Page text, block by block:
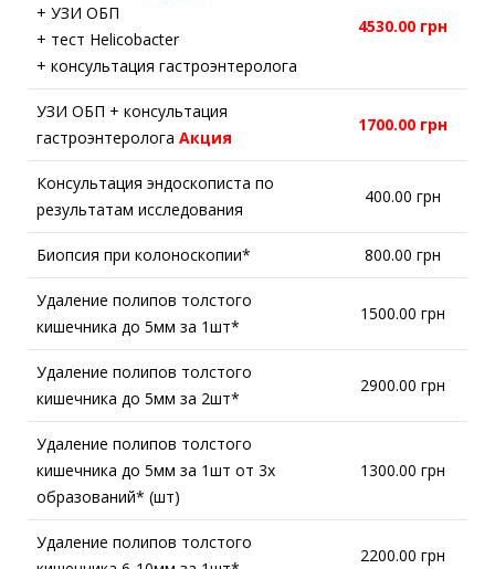
+ УЗИ ОБП
+ тест Helicobacter
+ консультация гастроэнтеролога
4530.00 грн
УЗИ ОБП + консультация
гастроэнтеролога Акция
1700.00 грн
Консультация эндоскописта по
результатам исследования
400.00 грн
Биопсия при колоноскопии* 800.00 грн
Удаление полипов толстого
кишечника до 5мм за 1шт*
1500.00 грн
Удаление полипов толстого
кишечника до 5мм за 2шт*
2900.00 грн
Удаление полипов толстого
кишечника до 5мм за 1шт от 3х
образований* (шт)
1300.00 грн
Удаление полипов толстого
2200.00 грн